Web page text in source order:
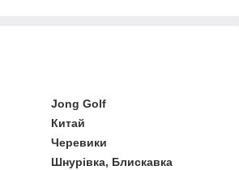
Jong Golf
Китай
Черевики
Шнурівка, Блискавка